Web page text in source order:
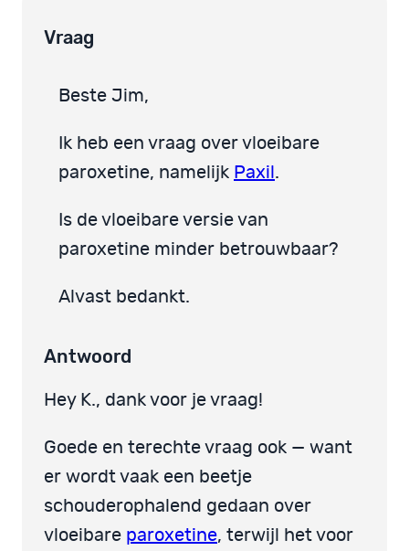
Vraag
Beste Jim,
Ik heb een vraag over vloeibare
paroxetine, namelijk Paxil .
Is de vloeibare versie van
paroxetine minder betrouwbaar?
Alvast bedankt.
Antwoord
Hey K., dank voor je vraag!
Goede en terechte vraag ook — want
er wordt vaak een beetje
schouderophalend gedaan over
vloeibare paroxetine, terwijl het voor